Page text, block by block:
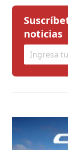
noticias